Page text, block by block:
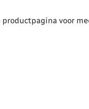
productpagina voor